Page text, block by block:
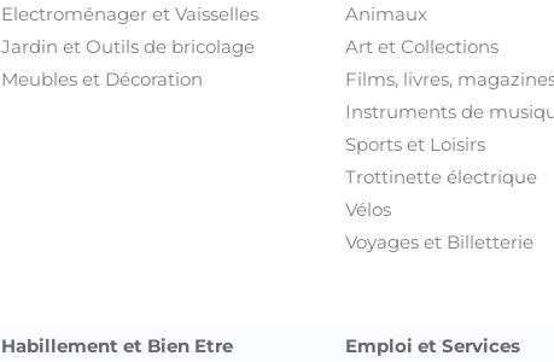
Electroménager et Vaisselles
Jardin et Outils de bricolage
Meubles et Décoration
Animaux
Art et Collections
Films, livres,
Instruments de
Sports et Loisirs
Trottinette électrique
Vélos
Voyages et Billetterie
Habillement et Bien Etre
Emploi et Services